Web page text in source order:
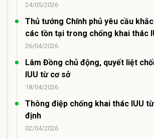
24/05/2026
Thủ tướng Chính phủ yêu cầu
các tồn tại trong chống khai thác
26/04/2026
Lâm Đồng chủ động, quyết liệt
IUU từ cơ sở
18/04/2026
Thông điệp chống khai thác IUU
định
02/04/2026